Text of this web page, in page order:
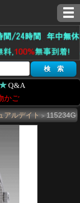
Q&A
かご
アルデイト > 115234G